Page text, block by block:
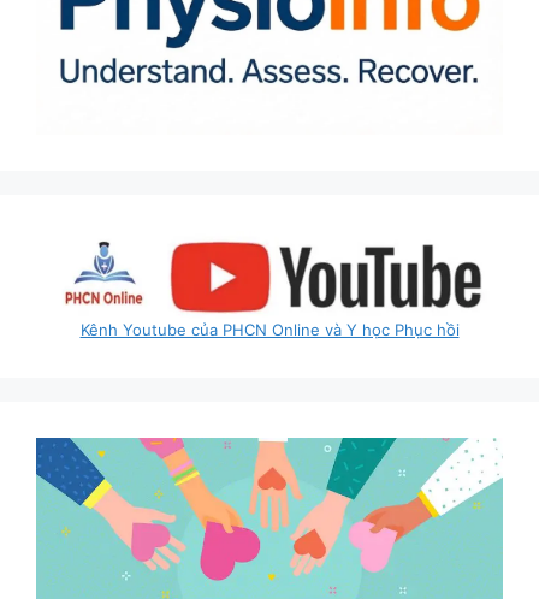
Kênh Youtube của PHCN Online và Y học Phục hồi